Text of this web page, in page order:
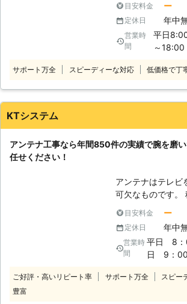
なっています。従
信強度に不安があ
徐々に改善され
らにも一長一短が
きません。現地に
エアコン以外にも
も執り行っており
フの同行も可能で
の女性の方やご高
す。 予約成立後
について、作業の
ておりますが、期
セルは、キャンセ
お支払になってお
ットカードは対応
目安料金 ー
定休日 年中
営業時
間
平日
～18:00
サポート万全 スピーディーな対応 低価格で丁
KTシステム
アンテナ工事なら年間850件の実績で腕を磨
任せください！
アンテナはテレビ
可欠なものです。
きる、今や私たち
り前のものとなってい
め、突然テレビが
た際は困りもので
テナが壊れること
何度も起きるよう
目安料金 ー
定休日 年中
営業時
間
平日 8：
日 9：
ご好評・高いリピート率 サポート万全 スピー
豊富